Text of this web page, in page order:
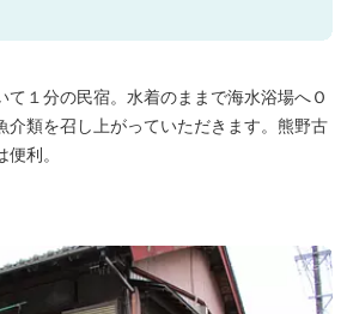
て１分の民宿。水着のままで海水浴場へＯ
介類を召し上がっていただきます。熊野古
利。